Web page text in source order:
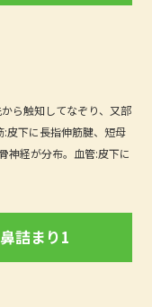
ら触知してなぞり、又部
:皮下に長指伸筋腱、短母
神経が分布。血管:皮下に
詰まり1